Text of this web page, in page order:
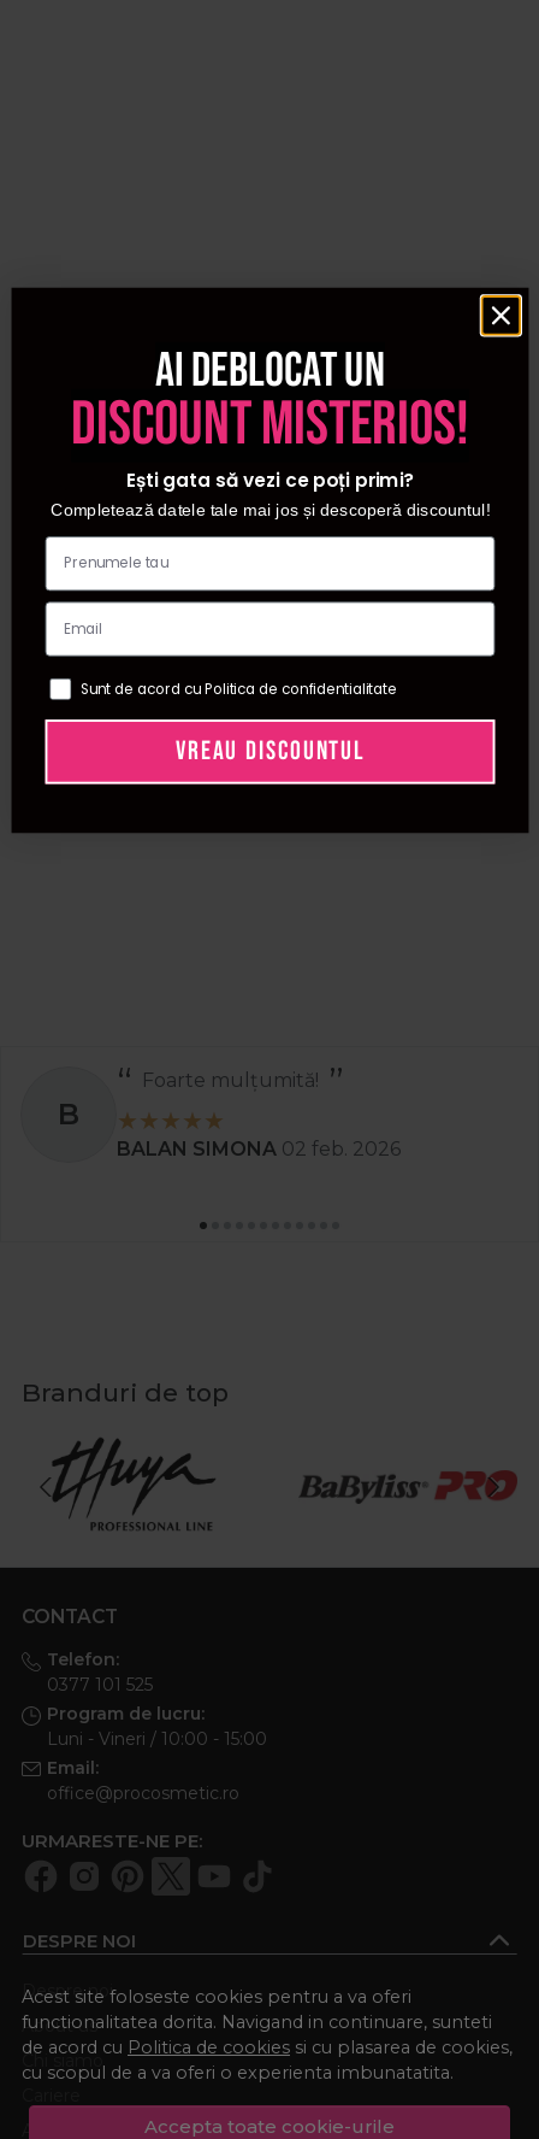
Acest site foloseste cookies pentru a va oferi
functionalitatea dorita. Navigand in continuare, sunteti
de acord cu Politica de cookies si cu plasarea de cookies,
cu scopul de a va oferi o experienta imbunatatita.
Accepta toate cookie-urile
B
Foarte mulțumită!
BALAN SIMONA 02 feb. 2026
Branduri de top
CONTACT
Telefon:
0377 101 525
Program de lucru:
Luni - Vineri / 10:00 - 15:00
Email:
office@procosmetic.ro
URMARESTE-NE PE:
DESPRE NOI
Despre noi
About us
Chi siamo
Academia Procosmetic
Ai deblocat un
discount misterios!
Ești gata să vezi ce poți primi?
Completează datele tale mai jos și descoperă discountul!
Sunt de acord cu Politica de confidentialitate
VREAU DISCOUNTUL